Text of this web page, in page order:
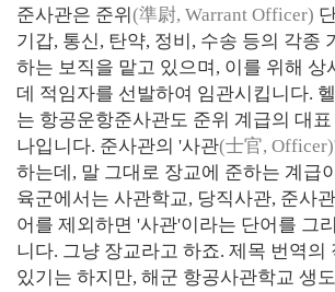
준사관은 준위(準尉, Warrant Officer)
기갑, 통신, 탄약, 정비, 수송 등의 각종
하는 보직을 맡고 있으며, 이를 위해 상
데 적임자를 선발하여 임관시킵니다.
는 항공운항준사관도 준위 계급의 대
나입니다. 준사관의 '사관(士官, Officer)
하는데, 말 그대로 장교에 준하는 계급
육군에서는 사관학교, 당직사관, 준사
어를 제외하면 '사관'이라는 단어를 그
니다. 그냥 장교라고 하죠. 제목 번역의
있기는 하지만, 해군 항공사관학교 생